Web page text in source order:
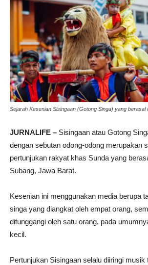
Sejarah Kesenian Sisingaan (Gotong Singa) yang berasal
JURNALIFE – Sisingaan atau Gotong
dengan sebutan odong-odong merupakan
pertunjukan rakyat khas Sunda yang
Subang, Jawa Barat.
Kesenian ini menggunakan media berupa
singa yang diangkat oleh empat orang,
ditunggangi oleh satu orang, pada
kecil.
Pertunjukan Sisingaan selalu diiringi musik